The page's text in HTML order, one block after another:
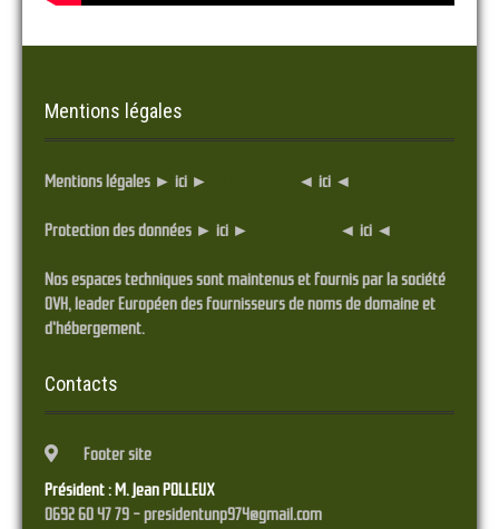
Mentions légales
Mentions légales ► ici ► ◄ ici ◄
Protection des données ► ici ► ◄ ici ◄
Nos espaces techniques sont maintenus et fournis par la société
OVH, leader Européen des fournisseurs de noms de domaine et
d'hébergement.
Contacts
Footer site
Président : M. Jean POLLEUX
0692 60 47 79 - presidentunp974@gmail.com